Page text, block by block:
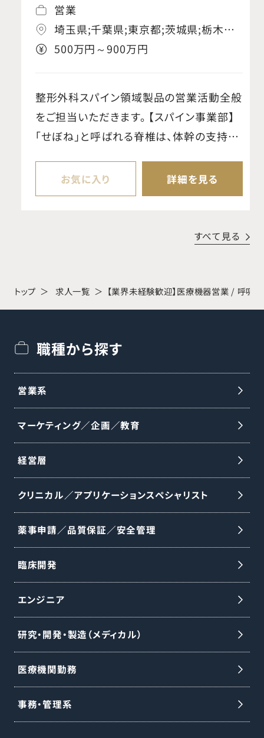
営業
埼玉県;千葉県;東京都;茨城県;栃木県;
群馬県;神奈川県;岐阜県;静岡県;愛知
500万円～900万円
整形外科スパイン領域製品の営業活動全般
をご担当いただきます。 【スパイン事業部】
「せぼね」と呼ばれる脊椎は、体幹の支持や
担っています。当事業部では、椎間板ヘルニ
アや外傷などに対する手術で使用される脊
脊椎疾患の治療に貢献しています。リーディ
案にも注力しています。 【魅力・やりがい】
難易度の高い手術を支える仕事であり、患
す。研修はボーンモデルを用いたハンズオン
とオンライン学習、集合研修・OJTを組み合
わせて行い、未経験からでも段階的に知識
と実践力を習得できます。 【業務内容】 ○医
師への製品紹介・情報提供および手術の打
ち合わせ ○手術立会い ○手術に必要な器
械・インプラントの手配と医療機器の説明 ○
医師・代理店・看護師向けの勉強会の実施
外科事業は分離・独立し、DePuy Synthes
として新会社設立予定です。18〜24ヶ月以
内のセパレーション完了を見込み、本ポジ
ションは完了後、同社の雇用体系・制度・福
利厚生が適用されます。詳細は適切なタイ
お気に入り 詳細を見る
すべて見る
トップ 求人一覧 【業界未経験歓迎】医療機器営業 / 呼吸
職種から探す
営業系
マーケティング／企画／教育
経営層
クリニカル／アプリケーションスペシャリスト
薬事申請／品質保証／安全管理
臨床開発
エンジニア
研究・開発・製造（メディカル）
医療機関勤務
事務・管理系